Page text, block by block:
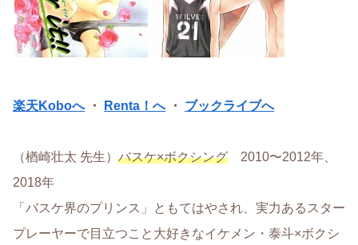
楽天Koboへ・ Renta！へ・ ブックライブへ
（楢崎壮太 先生） バスケ×ボクシング 2010〜2012年、
2018年
「バスケ界のプリンス」ともてはやされ、実力あるスター
プレーヤーで目立つこと大好きなイケメン・泰斗×ボクシ